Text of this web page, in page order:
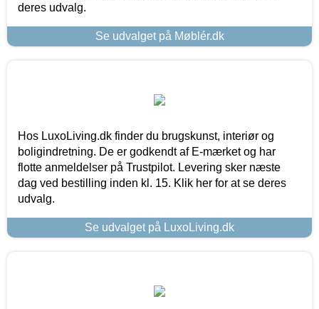
deres udvalg.
Se udvalget på Møblér.dk
Hos LuxoLiving.dk finder du brugskunst, interiør og
boligindretning. De er godkendt af E-mærket og har
flotte anmeldelser på Trustpilot. Levering sker næste
dag ved bestilling inden kl. 15. Klik her for at se deres
udvalg.
Se udvalget på LuxoLiving.dk